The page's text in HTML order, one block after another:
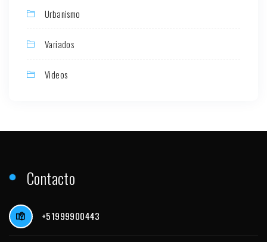
Urbanismo
Variados
Videos
Contacto
+51999900443